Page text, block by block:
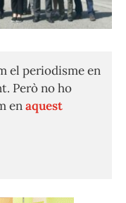
el periodisme en
Però no ho
enaquest